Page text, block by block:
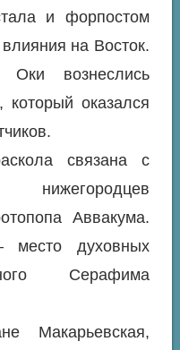
и форпостом
на Восток.
вознеслись
оказался
связана с
нижегородцев
Аввакума.
духовных
Серафима
Макарьевская,